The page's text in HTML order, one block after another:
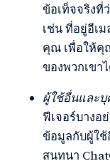
ข้อเท็จจริง
เช่น ที่อยู่อีเ
คุณ เพื่อให้คุ
ของพวกเขา
ผู้ใช้อื่นและ
ฟีเจอร์บาง
ข้อมูลกับผู้ใ
สนทนา